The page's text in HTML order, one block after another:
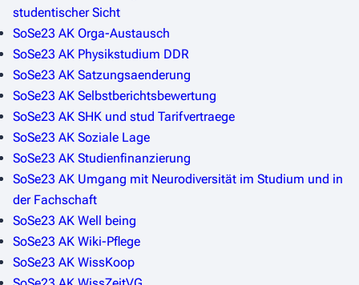
studentischer Sicht
SoSe23 AK Orga-Austausch
SoSe23 AK Physikstudium DDR
SoSe23 AK Satzungsaenderung
SoSe23 AK Selbstberichtsbewertung
SoSe23 AK SHK und stud Tarifvertraege
SoSe23 AK Soziale Lage
SoSe23 AK Studienfinanzierung
SoSe23 AK Umgang mit Neurodiversität im Studium und in
der Fachschaft
SoSe23 AK Well being
SoSe23 AK Wiki-Pflege
SoSe23 AK WissKoop